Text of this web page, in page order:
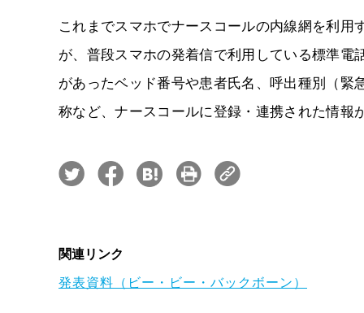
これまでスマホでナースコールの内線網を利
が、普段スマホの発着信で利用している標準
があったベッド番号や患者氏名、呼出種別（
称など、ナースコールに登録・連携された情報
関連リンク
発表資料（ビー・ビー・バックボーン）